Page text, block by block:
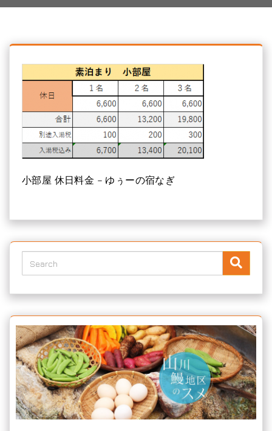
小部屋 休日料金 – ゆぅーの宿なぎ